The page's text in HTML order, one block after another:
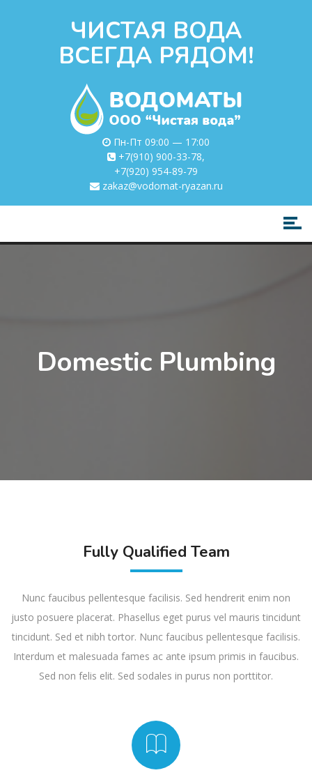
ЧИСТАЯ ВОДА
ВСЕГДА РЯДОМ!
Пн-Пт 09:00 — 17:00
+7(910) 900-33-78,
+7(920) 954-89-79
zakaz@vodomat-ryazan.ru
Domestic Plumbing
Fully Qualified Team
Nunc faucibus pellentesque facilisis. Sed hendrerit enim non
justo posuere placerat. Phasellus eget purus vel mauris tincidunt
tincidunt. Sed et nibh tortor. Nunc faucibus pellentesque facilisis.
Interdum et malesuada fames ac ante ipsum primis in faucibus.
Sed non felis elit. Sed sodales in purus non porttitor.